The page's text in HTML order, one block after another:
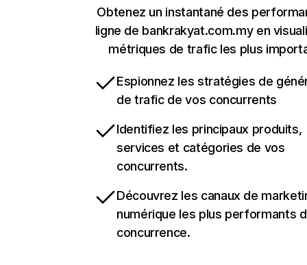
Obtenez un instantané des
ligne de bankrakyat.com.my en
métriques de trafic les plus
Espionnez les stratégies de
de trafic de vos concurrents
Identifiez les principaux produits,
services et catégories de vos
concurrents.
Découvrez les canaux de
numérique les plus performants
concurrence.